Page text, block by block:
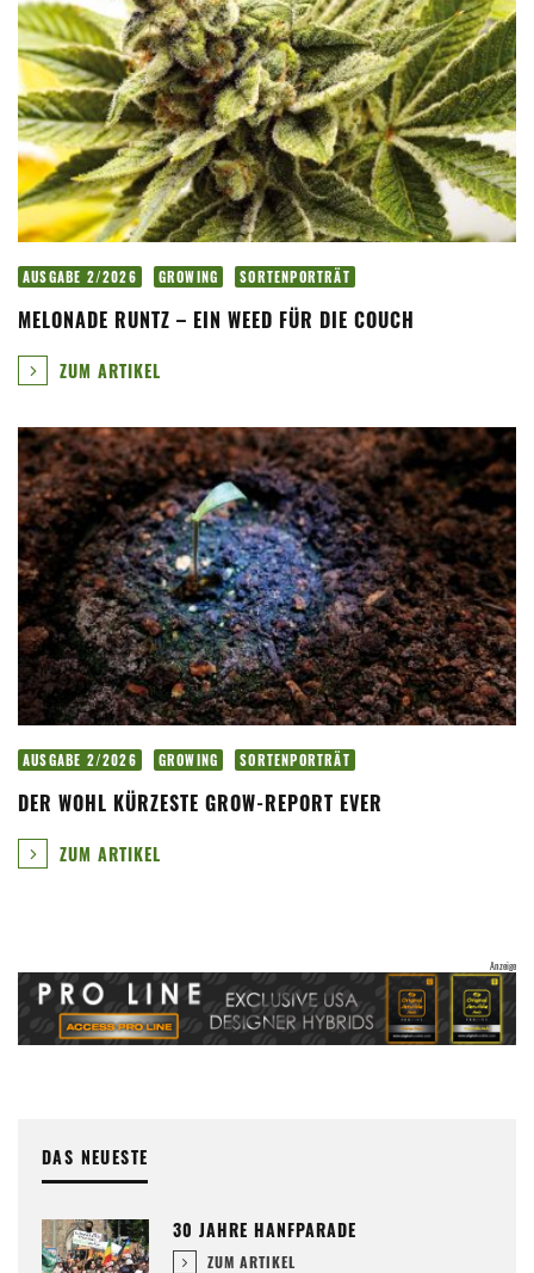
AUSGABE 2/2026 GROWING SORTENPORTRÄT
MELONADE RUNTZ – EIN WEED FÜR DIE COUCH
ZUM ARTIKEL
AUSGABE 2/2026 GROWING SORTENPORTRÄT
DER WOHL KÜRZESTE GROW-REPORT EVER
ZUM ARTIKEL
DAS NEUESTE
30 JAHRE HANFPARADE
ZUM ARTIKEL